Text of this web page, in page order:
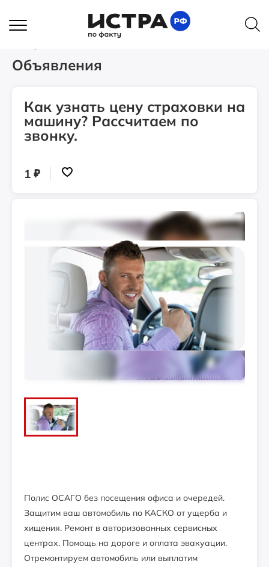
Главная
Объявления
Как узнать цену страховки на машину? Рассчитаем по
Объявления
Как узнать цену страховки на
машину? Рассчитаем по
звонку.
1 ₽
Полис ОСАГО без посещения офиса и очередей.
Защитим ваш автомобиль по КАСКО от ущерба и
хищения. Ремонт в авторизованных сервисных
центрах. Помощь на дороге и оплата эвакуации.
Отремонтируем автомобиль или выплатим